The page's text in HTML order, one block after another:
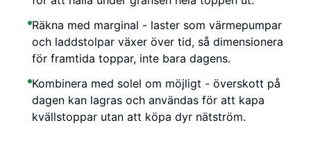
Räkna med marginal - laster som värmepumpar
och laddstolpar växer över tid, så dimensionera
för framtida toppar, inte bara dagens.
Kombinera med solel om möjligt - överskott på
dagen kan lagras och användas för att kapa
kvällstoppar utan att köpa dyr nätström.